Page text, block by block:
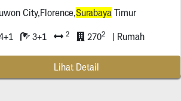
City,Florence, Surabaya Timur
3+1 2 2702 | Rumah
Lihat Detail